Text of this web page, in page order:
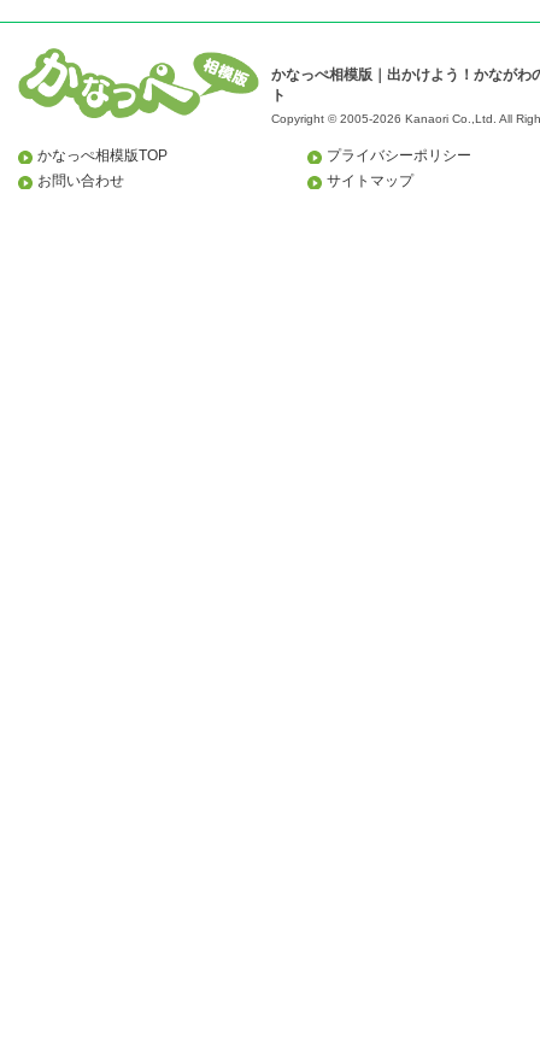
かなっぺ相模版｜出かけよう！かながわ
ト
Copyright © 2005-2026 Kanaori Co.,Ltd. All
かなっぺ相模版TOP
お問い合わせ
プライバシーポリシー
サイトマップ